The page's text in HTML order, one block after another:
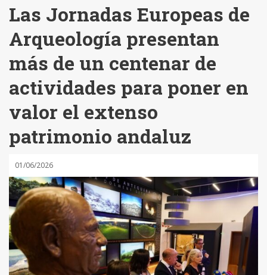
Las Jornadas Europeas de
Arqueología presentan
más de un centenar de
actividades para poner en
valor el extenso
patrimonio andaluz
01/06/2026